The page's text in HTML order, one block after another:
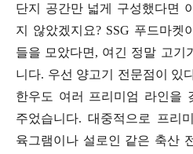
단지 공간만 넓게 구성했다면
지 않았겠지요? SSG 푸드마켓
들을 모았다면, 여긴 정말 고기
니다. 우선 양고기 전문점이 있
한우도 여러 프리미엄 라인을
주었습니다. 대중적으로 프리
육그램이나 설로인 같은 축산